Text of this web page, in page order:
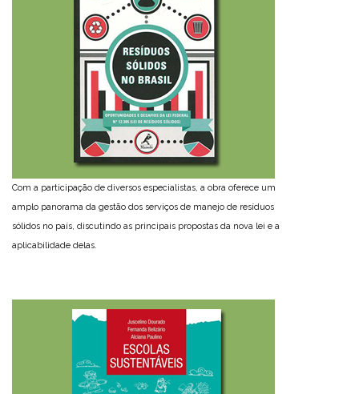
Com a participação de diversos especialistas, a obra oferece um
amplo panorama da gestão dos serviços de manejo de resíduos
sólidos no país, discutindo as principais propostas da nova lei e a
aplicabilidade delas.